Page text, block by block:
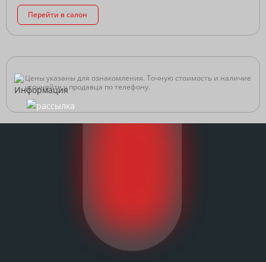
Перейти в салон
Цены указаны для ознакомления. Точную стоимость и наличие
уточняйте у продавца по телефону.